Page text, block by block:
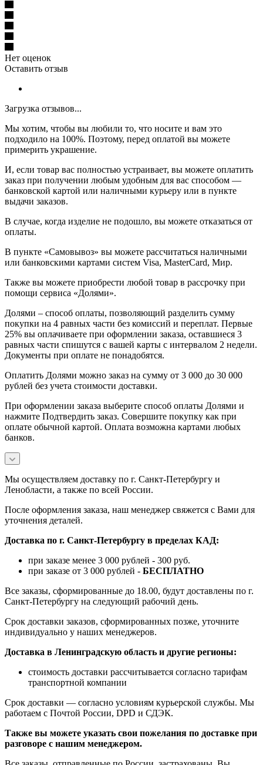
Нет оценок
Оставить отзыв
Загрузка отзывов...
Мы хотим, чтобы вы любили то, что носите и вам это
подходило на 100%. Поэтому, перед оплатой вы можете
примерить украшение.
И, если товар вас полностью устраивает, вы можете оплатить
заказ при получении любым удобным для вас способом —
банковской картой или наличными курьеру или в пункте
выдачи заказов.
В случае, когда изделие не подошло, вы можете отказаться от
оплаты.
В пункте «Самовывоз» вы можете рассчитаться наличными
или банковскими картами систем Visa, MasterCard, Мир.
Также вы можете приобрести любой товар в рассрочку при
помощи сервиса «Долями».
Долями – способ оплаты, позволяющий разделить сумму
покупки на 4 равных части без комиссий и переплат. Первые
25% вы оплачиваете при оформлении заказа, оставшиеся 3
равных части спишутся с вашей карты с интервалом 2 недели.
Документы при оплате не понадобятся.
Оплатить Долями можно заказ на сумму от 3 000 до 30 000
рублей без учета стоимости доставки.
При оформлении заказа выберите способ оплаты Долями и
нажмите Подтвердить заказ. Совершите покупку как при
оплате обычной картой. Оплата возможна картами любых
банков.
Мы осуществляем доставку по г. Санкт-Петербургу и
Ленобласти, а также по всей России.
После оформления заказа, наш менеджер свяжется с Вами для
уточнения деталей.
Доставка по г. Санкт-Петербургу в пределах КАД:
при заказе менее 3 000 рублей - 300 руб.
при заказе от 3 000 рублей - БЕСПЛАТНО
Все заказы, сформированные до 18.00, будут доставлены по г.
Санкт-Петербургу на следующий рабочий день.
Срок доставки заказов, сформированных позже, уточните
индивидуально у наших менеджеров.
Доставка в Ленинградскую область и другие регионы:
стоимость доставки рассчитывается согласно тарифам
транспортной компании
Срок доставки — согласно условиям курьерской службы. Мы
работаем с Почтой России, DPD и СДЭК.
Также вы можете указать свои пожелания по доставке при
разговоре с нашим менеджером.